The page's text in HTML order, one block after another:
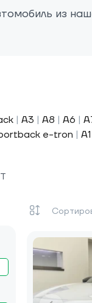
из
| A3 | A8 | A6 |
e-tron | A1